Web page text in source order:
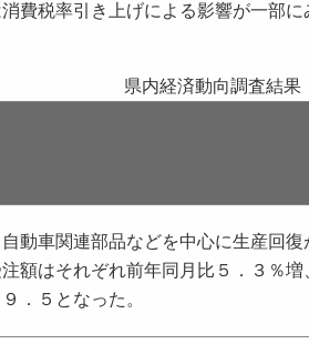
費税率引き上げによる影響が一部
県内経済動向調査結果
動車関連部品などを中心に生産回復
額はそれぞれ前年同月比５．３％
．５となった。